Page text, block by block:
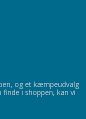
og et kæmpeudvalg
i shoppen, kan vi